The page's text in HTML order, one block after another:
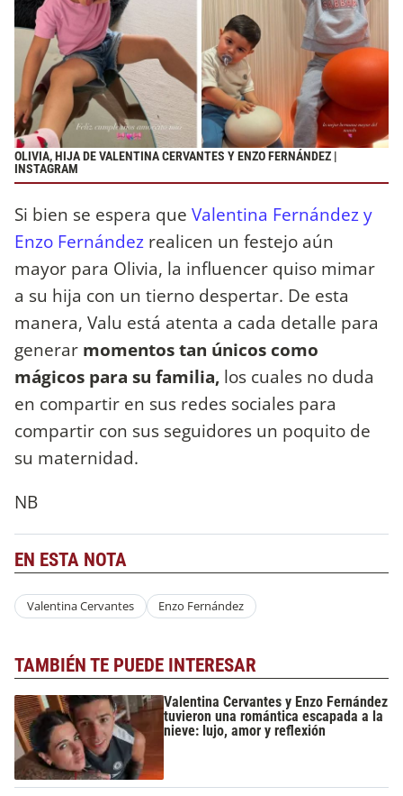
OLIVIA, HIJA DE VALENTINA CERVANTES Y ENZO FERNÁNDEZ |
INSTAGRAM
Si bien se espera que Valentina Fernández y
Enzo Fernández realicen un festejo aún
mayor para Olivia, la influencer quiso mimar
a su hija con un tierno despertar. De esta
manera, Valu está atenta a cada detalle para
generar momentos tan únicos como
mágicos para su familia, los cuales no duda
en compartir en sus redes sociales para
compartir con sus seguidores un poquito de
su maternidad.
NB
EN ESTA NOTA
Valentina Cervantes Enzo Fernández
TAMBIÉN TE PUEDE INTERESAR
Valentina Cervantes y Enzo Fernández
tuvieron una romántica escapada a la
nieve: lujo, amor y reflexión